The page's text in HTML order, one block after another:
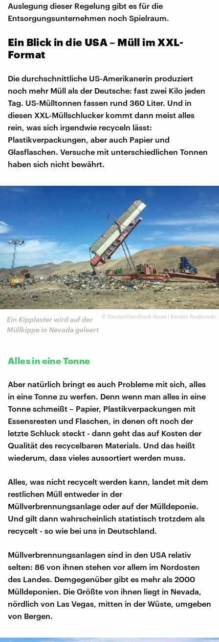
Auslegung dieser Regelung gibt es für die
Entsorgungsunternehmen noch Spielraum.
Ein Blick in die USA – Müll im XXL-
Format
Die durchschnittliche US-Amerikanerin produziert
noch mehr Müll als der Deutsche: fast zwei Kilo jeden
Tag. US-Mülltonnen fassen rund 360 Liter. Und in
diesen XXL-Müllschlucker kommt dann meist alles
rein, was sich irgendwie recyceln lässt:
Plastikverpackungen, aber auch Papier und
Glasflaschen. Versuche mit unterschiedlichen Tonnen
haben sich nicht bewährt.
© Deutschlandfunk Nova | Kerstin Ruskowski
Ein Kipplaster wird auf der
Müllkippe in Nevada geleert
Alles in eine Tonne
Aber natürlich bringt es auch Probleme mit sich, alles
in eine Tonne zu werfen. Denn wenn man alles in eine
Tonne schmeißt – Papier, Plastikverpackungen mit
Essensresten und Flaschen, in denen oft noch der
letzte Schluck steckt - dann geht das auf Kosten der
Qualität des recycelbaren Materials. Und das heißt
wiederum, dass vieles aussortiert werden muss.
Alles, was nicht recycelt werden kann, landet mit dem
restlichen Müll entweder in der
Müllverbrennungsanlage oder auf der Mülldeponie.
Und gilt dann wahrscheinlich statistisch trotzdem als
recycelt - so wie bei uns in Deutschland.
Müllverbrennungsanlagen sind in den USA relativ
selten: 86 von ihnen stehen vor allem im Nordosten
des Landes. Demgegenüber gibt es mehr als 2000
Mülldeponien. Die Größte von ihnen liegt in Nevada,
nördlich von Las Vegas, mitten in der Wüste, umgeben
von Bergen.